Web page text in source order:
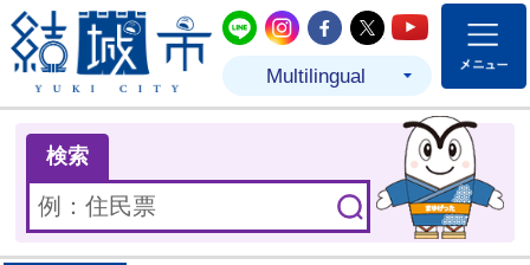
結城市公式LINE
結城市公式Instagram
結城市公式
結城市公式
結城市
Multilingual
検索